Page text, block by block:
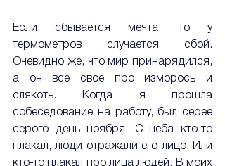
Если сбывается мечта, то у
термометров случается сбой.
Очевидно же, что мир принарядился,
а он все свое про изморось и
слякоть. Когда я прошла
собеседование на работу, был серее
серого день ноября. С неба кто-то
плакал, люди отражали его лицо. Или
кто-то плакал про лица людей. В моих